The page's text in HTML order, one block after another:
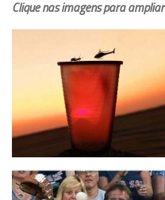
Clique nas imagens para ampliar